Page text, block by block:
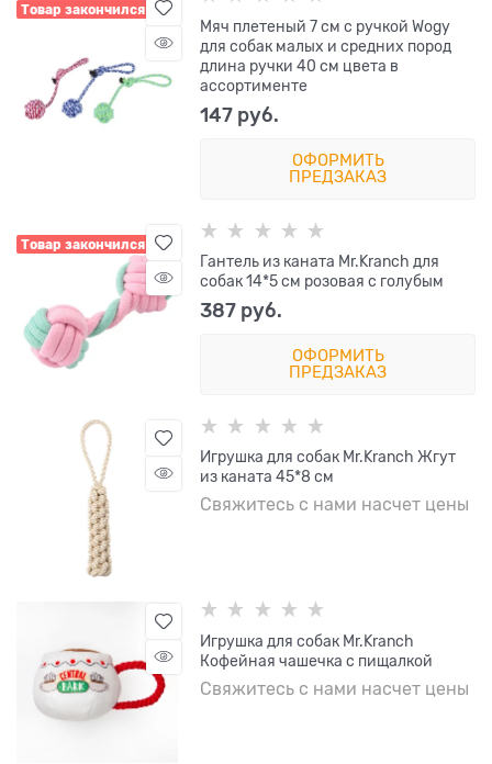
Товар закончился
Мяч плетеный 7 см с ручкой Wogy
для собак малых и средних пород
длина ручки 40 см цвета в
ассортименте
147 руб.
ОФОРМИТЬ
ПРЕДЗАКАЗ
Товар закончился
Гантель из каната Mr.Kranch для
собак 14*5 см розовая с голубым
387 руб.
ОФОРМИТЬ
ПРЕДЗАКАЗ
Игрушка для собак Mr.Kranch Жгут
из каната 45*8 см
Свяжитесь с нами насчет цены
Игрушка для собак Mr.Kranch
Кофейная чашечка с пищалкой
Свяжитесь с нами насчет цены